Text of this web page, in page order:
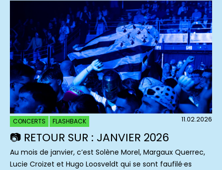
CONCERTS FLASHBACK 11.02.2026
📷 RETOUR SUR : JANVIER 2026
Au mois de janvier, c’est Solène Morel, Margaux Querrec,
Lucie Croizet et Hugo Loosveldt qui se sont faufilé·es